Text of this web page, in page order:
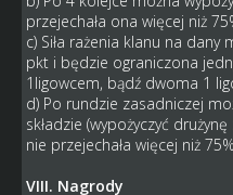
przejechała ona więcej niż
c) Siła rażenia klanu na
pkt i będzie ograniczona
1ligowcem, bądź dwoma 1
d) Po rundzie zasadniczej
składzie (wypożyczyć
nie przejechała więcej niż
VIII. Nagrody